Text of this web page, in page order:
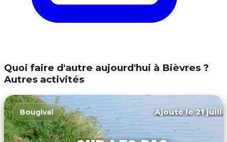
Quoi faire d'autre aujourd'hui à Bièvres ?
Autres activités
Bougival Ajouté le 21